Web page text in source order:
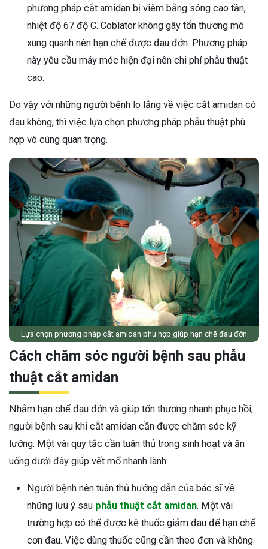
phương pháp cắt amidan bị viêm bằng sóng cao tần,
nhiệt độ 67 độ C. Coblator không gây tổn thương mô
xung quanh nên hạn chế được đau đớn. Phương pháp
này yêu cầu máy móc hiện đại nên chi phí phẫu thuật
cao.
Do vậy với những người bệnh lo lắng về việc cắt amidan có
đau không, thì việc lựa chọn phương pháp phẫu thuật phù
hợp vô cùng quan trọng.
Lựa chọn phương pháp cắt amidan phù hợp giúp hạn chế đau đớn
Cách chăm sóc người bệnh sau phẫu
thuật cắt amidan
Nhằm hạn chế đau đớn và giúp tổn thương nhanh phục hồi,
người bệnh sau khi cắt amidan cần được chăm sóc kỹ
lưỡng. Một vài quy tắc cần tuân thủ trong sinh hoạt và ăn
uống dưới đây giúp vết mổ nhanh lành:
Người bệnh nên tuân thủ hướng dẫn của bác sĩ về
những lưu ý sau phẫu thuật cắt amidan. Một vài
trường hợp có thể được kê thuốc giảm đau để hạn chế
cơn đau. Việc dùng thuốc cũng cần theo đơn và không